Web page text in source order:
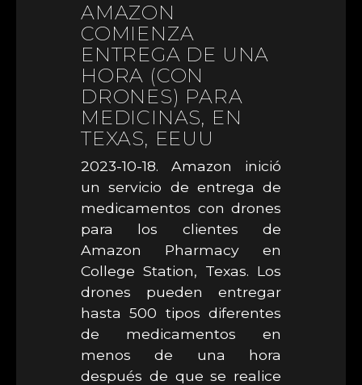
AMAZON
COMIENZA
ENTREGA DE UNA
HORA (CON
DRONES) PARA
MEDICINAS, EN
TEXAS, EEUU
2023-10-18. Amazon inició
un servicio de entrega de
medicamentos con drones
para los clientes de
Amazon Pharmacy en
College Station, Texas. Los
drones pueden entregar
hasta 500 tipos diferentes
de medicamentos en
menos de una hora
después de que se realice